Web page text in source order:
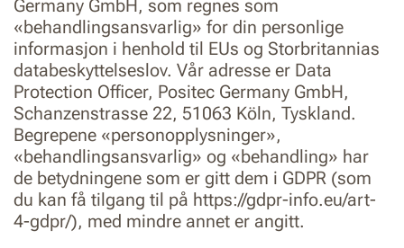
Germany GmbH, som regnes som
«behandlingsansvarlig» for din personlige
informasjon i henhold til EUs og Storbritannias
databeskyttelseslov. Vår adresse er Data
Protection Officer, Positec Germany GmbH,
Schanzenstrasse 22, 51063 Köln, Tyskland.
Begrepene «personopplysninger»,
«behandlingsansvarlig» og «behandling» har
de betydningene som er gitt dem i GDPR (som
du kan få tilgang til på https://gdpr-info.eu/art-
4-gdpr/), med mindre annet er angitt.